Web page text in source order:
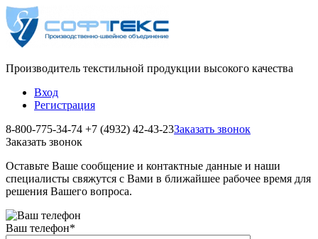
Производитель текстильной продукции высокого качества
Вход
Регистрация
8-800-775-34-74 +7 (4932) 42-43-23Заказать звонок
Заказать звонок
Оставьте Ваше сообщение и контактные данные и наши
специалисты свяжутся с Вами в ближайшее рабочее время для
решения Вашего вопроса.
Ваш телефон*